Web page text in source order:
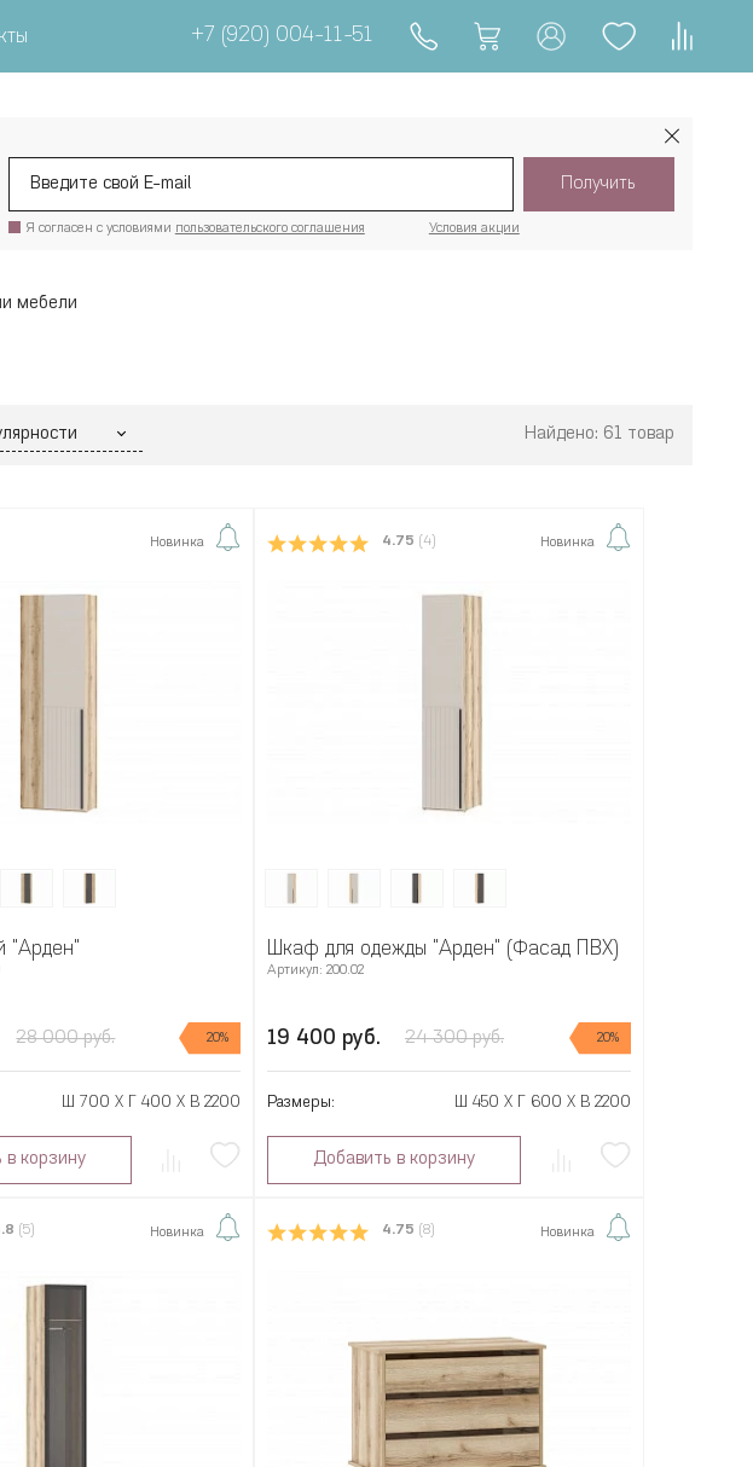
+7 (920) 004-11-51
Получить
Я согласен с условиями пользовательского соглашения Условия акции
мебели
Найдено: 61 товар
Новинка
"Арден"
28 000 руб. 20%
Ш 700 X Г 400 X В 2200
в корзину
4.75 (4) Новинка
Шкаф для одежды "Арден" (Фасад ПВХ)
Артикул: 200.02
19 400 руб. 24 300 руб. 20%
Размеры: Ш 450 X Г 600 X В 2200
Добавить в корзину
(5) Новинка 4.75 (8) Новинка